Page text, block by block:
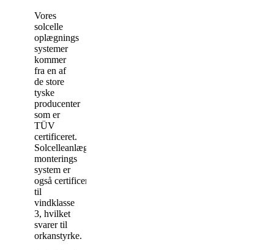
Vores
solcelle
oplægnings
systemer
kommer
fra en af
de store
tyske
producenter
som er
TÜV
certificeret.
Solcelleanlæget
monterings
system er
også certificeret
til
vindklasse
3, hvilket
svarer til
orkanstyrke.